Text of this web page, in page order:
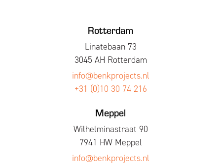
Rotterdam
Linatebaan 73
3045 AH Rotterdam
info@benkprojects.nl
+31 (0)10 30 74 216
Meppel
Wilhelminastraat 90
7941 HW Meppel
info@benkprojects.nl